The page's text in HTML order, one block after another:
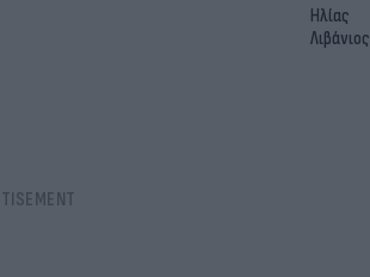
Ηλίας
Λιβάνιος